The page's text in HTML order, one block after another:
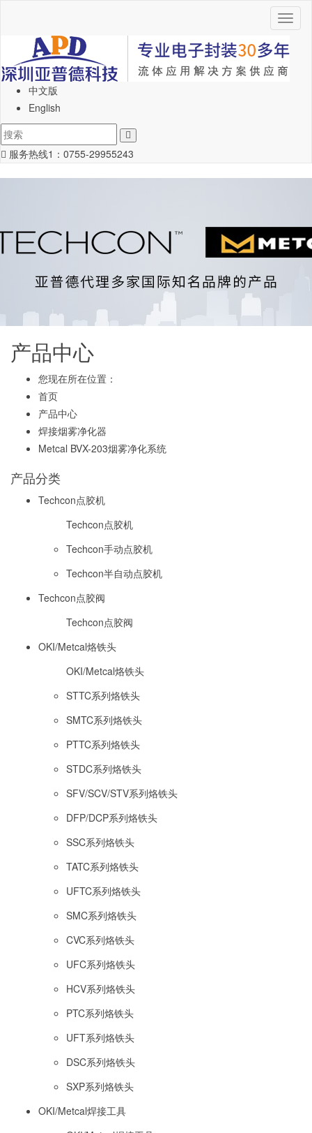
中文版
English
服务热线1： 0755-29955243
产品中心
您现在所在位置：
首页
产品中心
焊接烟雾净化器
Metcal BVX-203烟雾净化系统
产品分类
Techcon点胶机
Techcon点胶机
Techcon手动点胶机
Techcon半自动点胶机
Techcon点胶阀
Techcon点胶阀
OKI/Metcal烙铁头
OKI/Metcal烙铁头
STTC系列烙铁头
SMTC系列烙铁头
PTTC系列烙铁头
STDC系列烙铁头
SFV/SCV/STV系列烙铁头
DFP/DCP系列烙铁头
SSC系列烙铁头
TATC系列烙铁头
UFTC系列烙铁头
SMC系列烙铁头
CVC系列烙铁头
UFC系列烙铁头
HCV系列烙铁头
PTC系列烙铁头
UFT系列烙铁头
DSC系列烙铁头
SXP系列烙铁头
OKI/Metcal焊接工具